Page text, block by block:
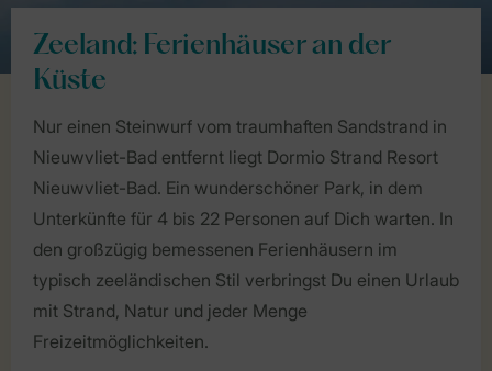
Zeeland: Ferienhäuser an der
Küste
Nur einen Steinwurf vom traumhaften Sandstrand in
Nieuwvliet-Bad entfernt liegt Dormio Strand Resort
Nieuwvliet-Bad. Ein wunderschöner Park, in dem
Unterkünfte für 4 bis 22 Personen auf Dich warten. In
den großzügig bemessenen Ferienhäusern im
typisch zeeländischen Stil verbringst Du einen Urlaub
mit Strand, Natur und jeder Menge
Freizeitmöglichkeiten.